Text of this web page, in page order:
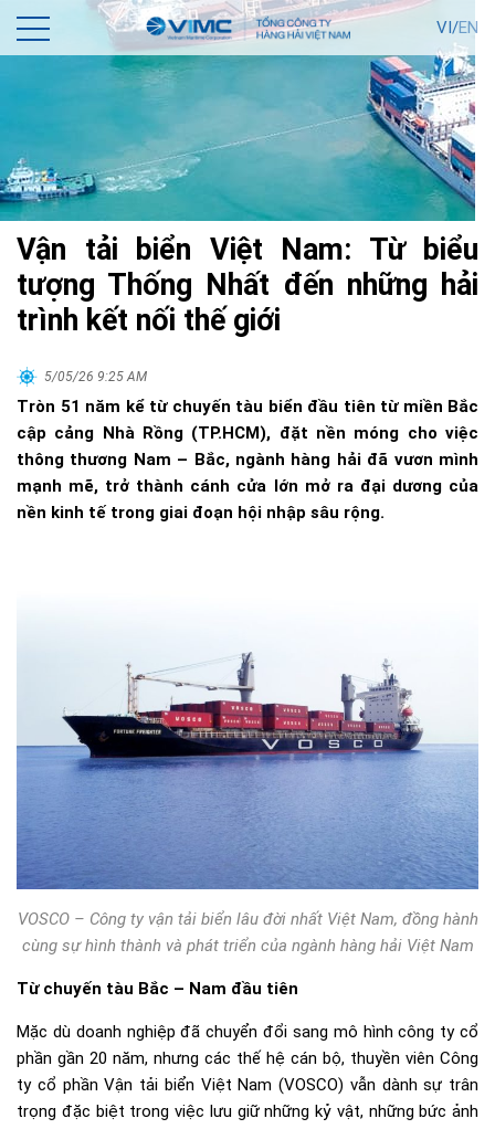
VI/EN
Vận tải biển Việt Nam: Từ biểu
tượng Thống Nhất đến những hải
trình kết nối thế giới
5/05/26 9:25 AM
Tròn 51 năm kể từ chuyến tàu biển đầu tiên từ miền Bắc
cập cảng Nhà Rồng (TP.HCM), đặt nền móng cho việc
thông thương Nam – Bắc, ngành hàng hải đã vươn mình
mạnh mẽ, trở thành cánh cửa lớn mở ra đại dương của
nền kinh tế trong giai đoạn hội nhập sâu rộng.
VOSCO – Công ty vận tải biển lâu đời nhất Việt Nam, đồng hành
cùng sự hình thành và phát triển của ngành hàng hải Việt Nam
Từ chuyến tàu Bắc – Nam đầu tiên
Mặc dù doanh nghiệp đã chuyển đổi sang mô hình công ty cổ
phần gần 20 năm, nhưng các thế hệ cán bộ, thuyền viên Công
ty cổ phần Vận tải biển Việt Nam (VOSCO) vẫn dành sự trân
trọng đặc biệt trong việc lưu giữ những kỷ vật, những bức ảnh